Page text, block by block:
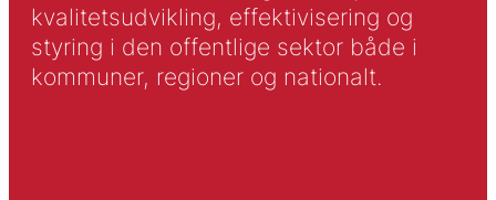
kvalitetsudvikling, effektivisering og
styring i den offentlige sektor både i
kommuner, regioner og nationalt.